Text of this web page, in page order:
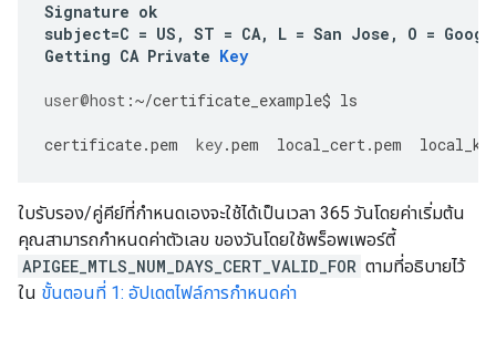
Signature ok
subject=C = US , ST = CA, L = San Jose , O =
Getting CA Private Key
user@host :~/certificate_example$ ls
certificate.pem key.pem local_cert.pem
ใบรับรอง/คู่คีย์ที่กำหนดเองจะใช้ได้เป็นเวลา 365 วันโดยค่าเริ่มต้น
คุณสามารถกำหนดค่าตัวเลข ของวันโดยใช้พร็อพเพอร์ตี้
APIGEE_MTLS_NUM_DAYS_CERT_VALID_FOR ตามที่อธิบายไว้
ใน ขั้นตอนที่ 1: อัปเดตไฟล์การกำหนดค่า